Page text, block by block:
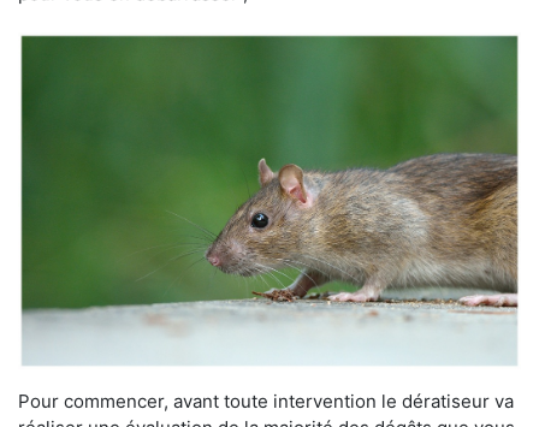
Pour commencer, avant toute intervention le dératiseur va